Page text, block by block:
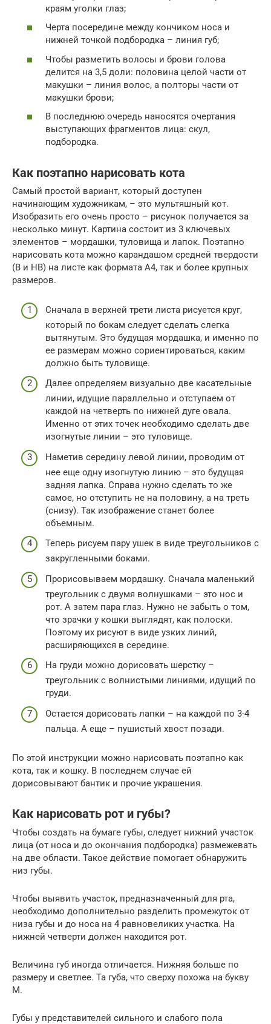
краям уголки глаз;
Черта посередине между кончиком носа и
нижней точкой подбородка – линия губ;
Чтобы разметить волосы и брови голова
делится на 3,5 доли: половина целой части от
макушки – линия волос, а полторы части от
макушки брови;
В последнюю очередь наносятся очертания
выступающих фрагментов лица: скул,
подбородка.
Как поэтапно нарисовать кота
Самый простой вариант, который доступен
начинающим художникам, – это мультяшный кот.
Изобразить его очень просто – рисунок получается за
несколько минут. Картина состоит из 3 ключевых
элементов – мордашки, туловища и лапок. Поэтапно
нарисовать кота можно карандашом средней твердости
(В и НВ) на листе как формата А4, так и более крупных
размеров.
Сначала в верхней трети листа рисуется круг,
который по бокам следует сделать слегка
вытянутым. Это будущая мордашка, и именно по
ее размерам можно сориентироваться, каким
должно быть туловище.
Далее определяем визуально две касательные
линии, идущие параллельно и отступаем от
каждой на четверть по нижней дуге овала.
Именно от этих точек необходимо сделать две
изогнутые линии – это туловище.
Наметив середину левой линии, проводим от
нее еще одну изогнутую линию – это будущая
задняя лапка. Справа нужно сделать то же
самое, но отступить не на половину, а на треть
(снизу). Так изображение станет более
объемным.
Теперь рисуем пару ушек в виде треугольников с
закругленными боками.
Прорисовываем мордашку. Сначала маленький
треугольник с двумя волнушками – это нос и
рот. А затем пара глаз. Нужно не забыть о том,
что зрачки у кошки выглядят, как полоски.
Поэтому их рисуют в виде узких линий,
расширяющихся в середине.
На груди можно дорисовать шерстку –
треугольник с волнистыми линиями, идущий по
груди.
Остается дорисовать лапки – на каждой по 3-4
пальца. А еще – пушистый хвост позади.
По этой инструкции можно нарисовать поэтапно как
кота, так и кошку. В последнем случае ей
дорисовывают бантик и прочие украшения.
Как нарисовать рот и губы?
Чтобы создать на бумаге губы, следует нижний участок
лица (от носа и до окончания подбородка) размежевать
на две области. Такое действие помогает обнаружить
низ губы.
Чтобы выявить участок, предназначенный для рта,
необходимо дополнительно разделить промежуток от
низа губы и до носа на 4 равновеликих участка. На
нижней четверти должен находится рот.
Величина губ иногда отличается. Нижняя больше по
размеру и светлее. Та губа, что сверху похожа на букву
М.
Губы у представителей сильного и слабого пола